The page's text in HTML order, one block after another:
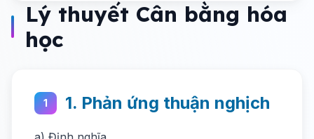
Lý thuyết Cân bằng hóa
học
1 1. Phản ứng thuận nghịch